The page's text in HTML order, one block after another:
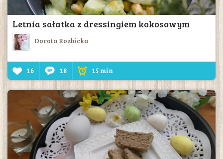
Letnia sałatka z dressingiem kokosowym
Dorota Rozbicka
16 18 15 min